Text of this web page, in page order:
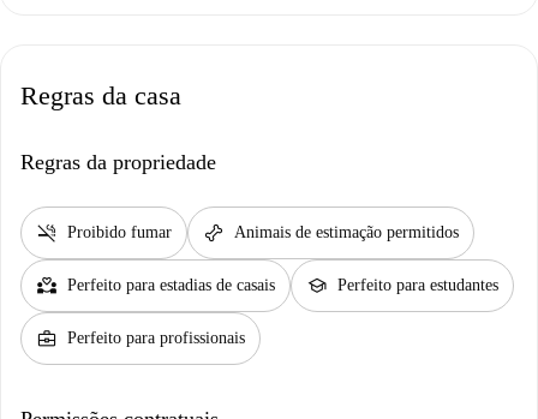
Regras da casa
Regras da propriedade
smoke_free Proibido fumar pet_supplies Animais de estimação permitidos
partner_heart Perfeito para estadias de casais school Perfeito para estudantes
business_center Perfeito para profissionais